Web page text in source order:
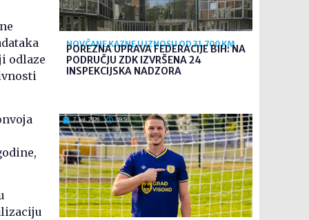
odlaze
NOVČANE KAZNE U IZNOSU OD 31.700 KM
POREZNA UPRAVA FEDERACIJE BIH: NA
PODRUČJU ZDK IZVRŠENA 24
INSPEKCIJSKA NADZORA
7. kol. 2026 09:56